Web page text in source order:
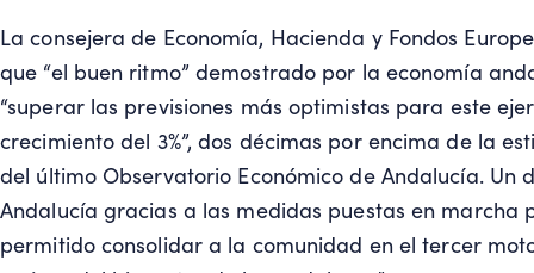
La consejera de Economía, Hacienda y Fondos
que “el buen ritmo” demostrado por la economía
“superar las previsiones más optimistas para este
crecimiento del 3%”, dos décimas por encima de la
del último Observatorio Económico de Andalucía.
Andalucía gracias a las medidas puestas en marcha
permitido consolidar a la comunidad en el tercer